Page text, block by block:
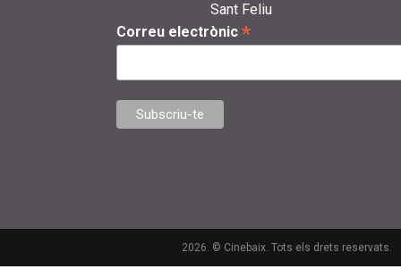
Sant Feliu
Correu electrònic *
2026. © Cinebaix. Tots els drets reservats.